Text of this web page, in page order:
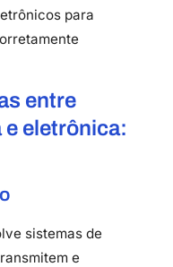
para
entre
e eletrônica:
sistemas de
e